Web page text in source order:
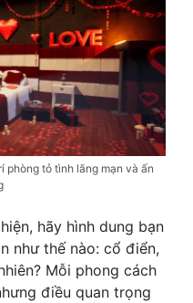
phòng tỏ tình lãng mạn và ấn
hãy hình dung bạn
như thế nào: cổ điển,
Mỗi phong cách
điều quan trọng